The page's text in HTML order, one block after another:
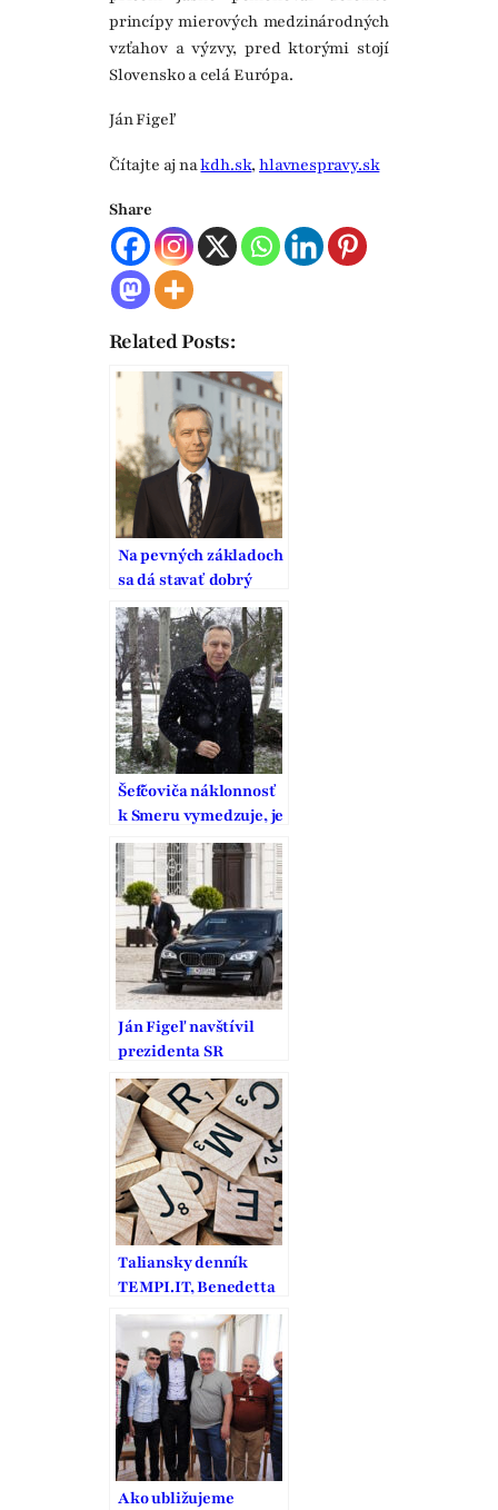
princípy mierových medzinárodných
vzťahov a výzvy, pred ktorými stojí
Slovensko a celá Európa.
Ján Figeľ
Čítajte aj nakdh.sk,hlavnespravy.sk
Share
Related Posts:
Na pevných základoch
sa dá stavať dobrý
domov
Šefčoviča náklonnosť
k Smeru vymedzuje, je
to pritom strana
vodcovského typu
Ján Figeľ navštívil
prezidenta SR
Andreja Kisku
Taliansky denník
TEMPI.IT, Benedetta
Frigerio sa pýta Jána
Figeľa
Ako ubližujeme